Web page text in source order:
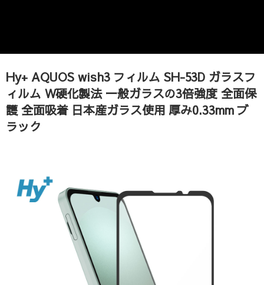
Hy+ AQUOS wish3 フィルム SH-53D ガラスフ
ィルム W硬化製法 一般ガラスの3倍強度 全面保
護 全面吸着 日本産ガラス使用 厚み0.33mm ブ
ラック